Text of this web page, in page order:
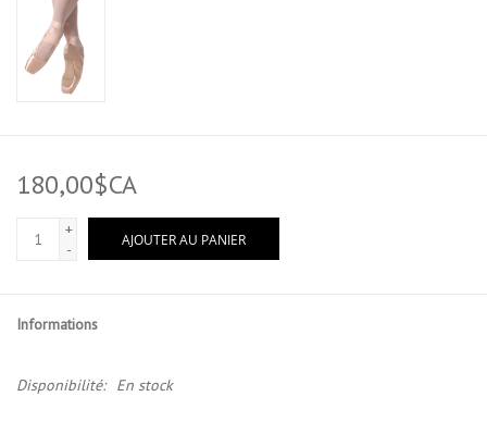
180,00$CA
+
-
AJOUTER AU PANIER
Informations
Disponibilité: En stock